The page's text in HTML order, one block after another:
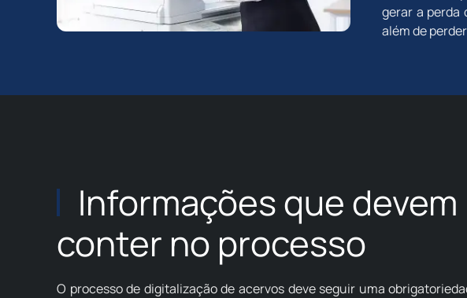
gerar a perda
além de
Informações que devem
conter no processo
O processo de digitalização de acervos deve seguir uma